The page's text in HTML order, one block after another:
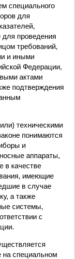
специального
для
проведения
требований,
и иными
Федерации,
актами
подтверждения
техническими
понимаются
и
аппараты,
в качестве
имеющие
в случае
а также
системы,
с
на специальном